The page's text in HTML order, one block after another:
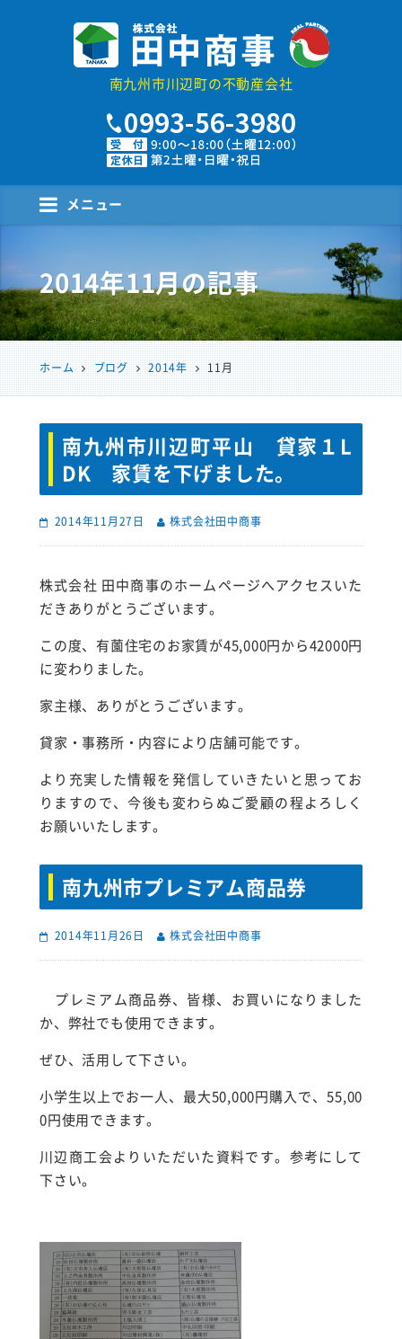
株式会社田中商事南九州市川辺町の不動産会社
メニュー
2014年11月の記事
ホーム ブログ 2014年 11月
南九州市川辺町平山 貸家１L
DK 家賃を下げました。
2014年11月27日 株式会社田中商事
株式会社 田中商事のホームページへアクセスいた
だきありがとうございます。
この度、有薗住宅のお家賃が45,000円から42000円
に変わりました。
家主様、ありがとうございます。
貸家・事務所・内容により店舗可能です。
より充実した情報を発信していきたいと思ってお
りますので、今後も変わらぬご愛顧の程よろしく
お願いいたします。
南九州市プレミアム商品券
2014年11月26日 株式会社田中商事
プレミアム商品券、皆様、お買いになりました
か、弊社でも使用できます。
ぜひ、活用して下さい。
小学生以上でお一人、最大50,000円購入で、55,00
0円使用できます。
川辺商工会よりいただいた資料です。参考にして
下さい。